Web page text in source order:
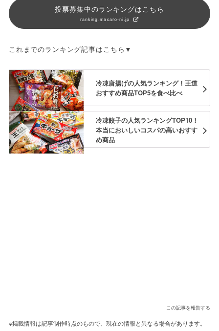
投票募集中のランキングはこちら
ranking.macaro-ni.jp
これまでのランキング記事はこちら▼
冷凍唐揚げの人気ランキング！王道
おすすめ商品TOP5を食べ比べ
冷凍餃子の人気ランキングTOP10！
本当においしいコスパの高いおすす
め商品
この記事を報告する
※掲載情報は記事制作時点のもので、現在の情報と異なる場合があります。